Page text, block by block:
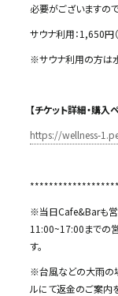
必要がございますの
サウナ利用：1,650円
※サウナ利用の方は
【チケット詳細・購入
https://wellness-
※当日Cafe&Barも営
11:00~17:00までの
す。
※台風などの大雨の
ルにて返金のご案内